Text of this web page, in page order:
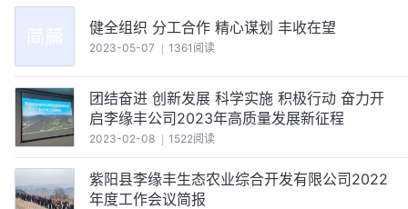
健全组织 分工合作 精心谋划 丰收在望
2023-05-07 1361阅读
团结奋进 创新发展 科学实施 积极行动 奋力开
启李缘丰公司2023年高质量发展新征程
2023-02-08 1522阅读
紫阳县李缘丰生态农业综合开发有限公司2022
年度工作会议简报